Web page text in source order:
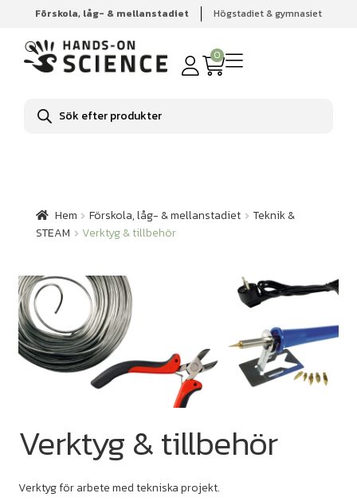
Förskola, låg- & mellanstadiet Högstadiet & gymnasiet
0
Produktsökning
Hem Förskola, låg- & mellanstadiet
Teknik & STEAM
Verktyg & tillbehör
Hem Förskola, låg- & mellanstadiet
Teknik &
STEAM
Verktyg & tillbehör
Verktyg & tillbehör
Verktyg för arbete med tekniska projekt.